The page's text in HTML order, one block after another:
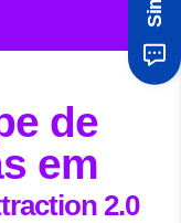
de
em
2.0